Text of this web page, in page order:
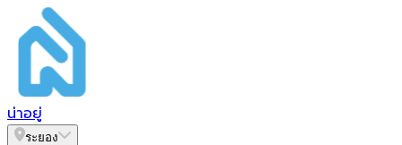
น่าอยู่
ระยอง